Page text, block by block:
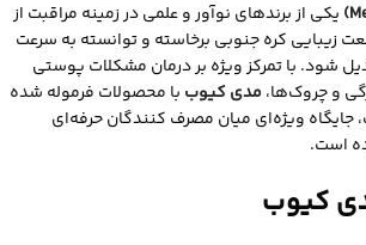
یکی از برندهای نوآور و علمی در زمینه مراقبت از
کره جنوبی برخاسته و توانسته به‌ سرعت
شود. با تمرکز ویژه بر درمان مشکلات پوستی
و چروک‌ها، مدی‌ کیوب با محصولات فرموله‌ شده
ویژه‌ای میان مصرف‌ کنندگان حرفه‌ای
است.
کیوب